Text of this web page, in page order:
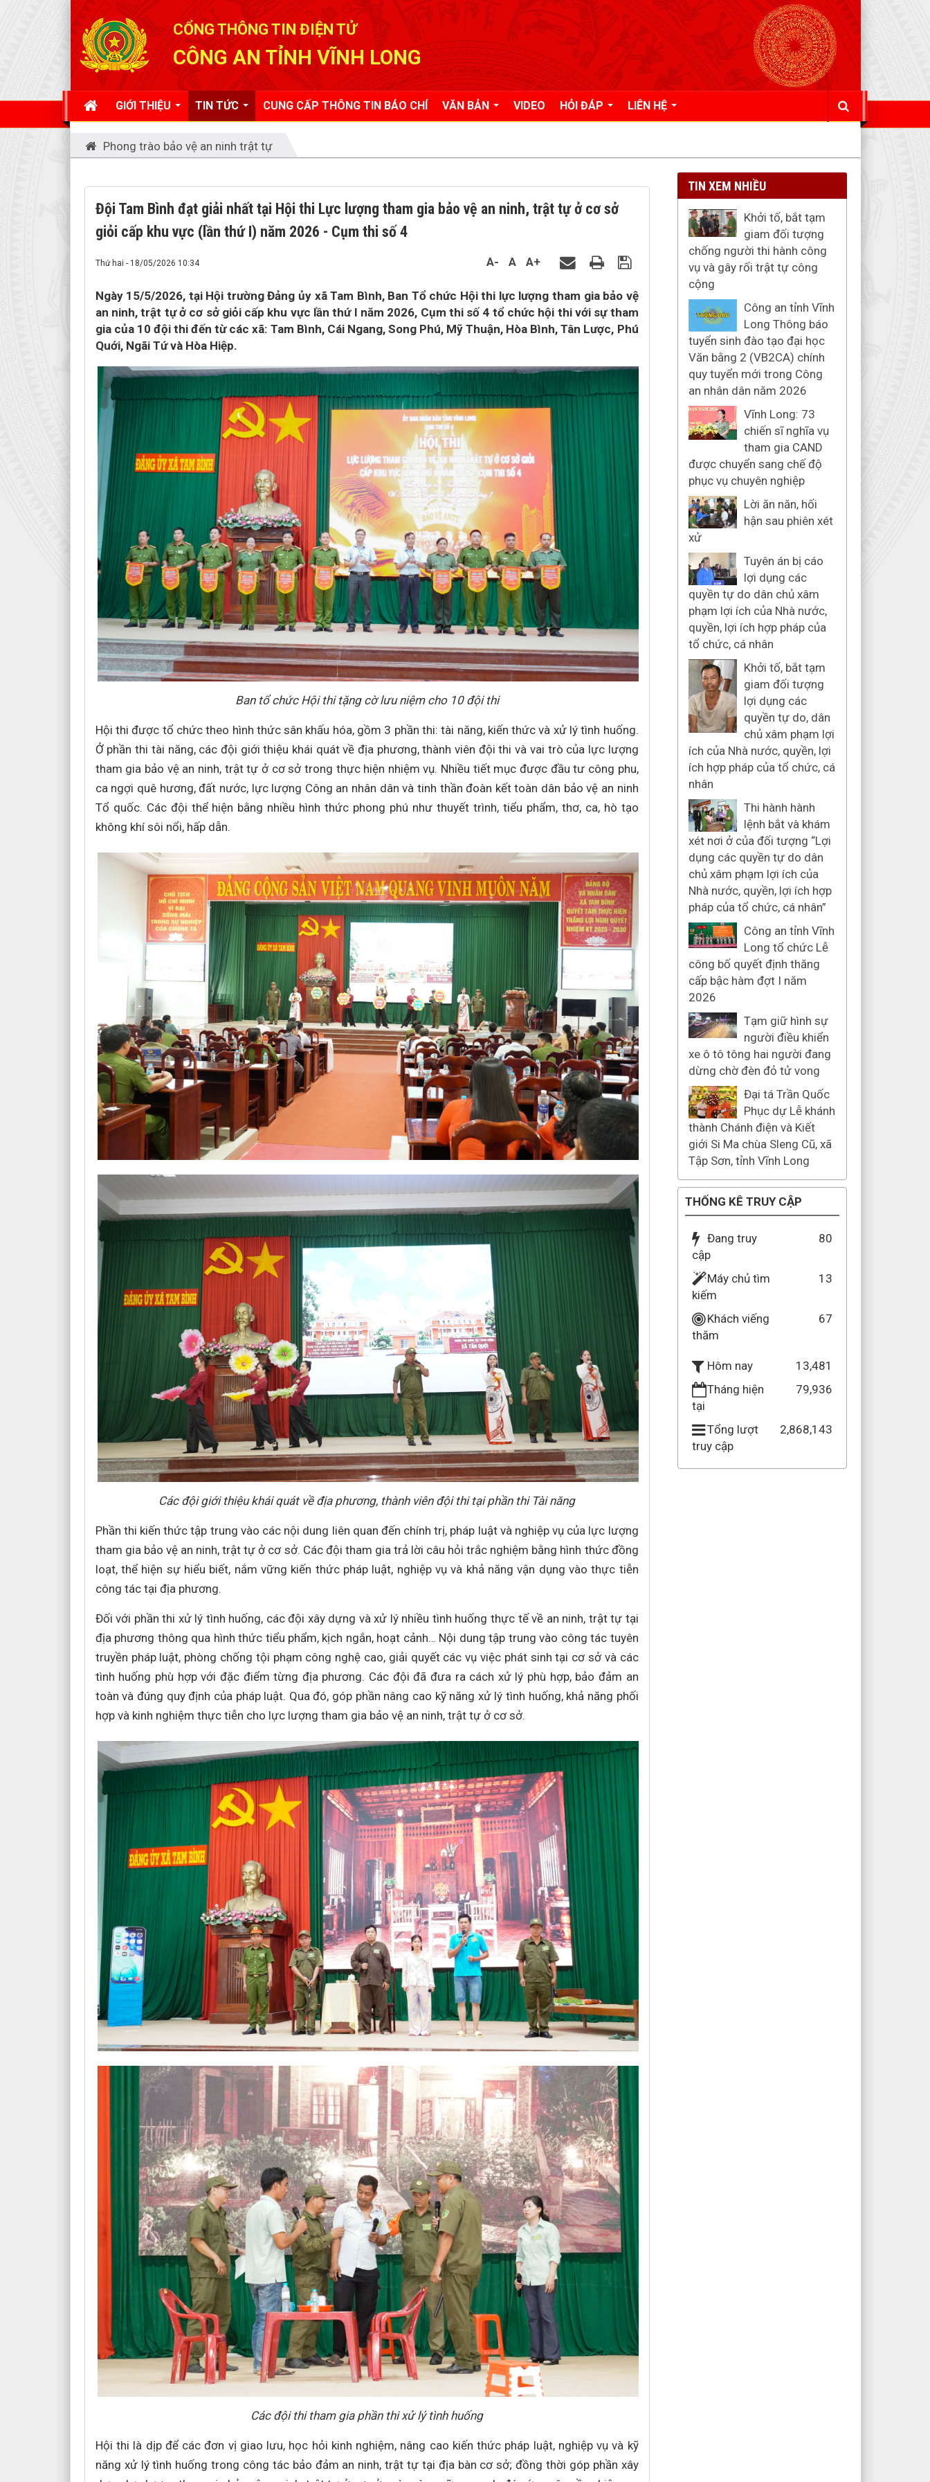
CỔNG THÔNG TIN ĐIỆN TỬ
CÔNG AN TỈNH VĨNH LONG
GIỚI THIỆU TIN TỨC CUNG CẤP THÔNG TIN BÁO CHÍ VĂN BẢN VIDEO HỎI ĐÁP LIÊN HỆ
Phong trào bảo vệ an ninh trật tự
Đội Tam Bình đạt giải nhất tại Hội thi Lực lượng tham gia bảo vệ an ninh, trật tự ở cơ sở
giỏi cấp khu vực (lần thứ I) năm 2026 - Cụm thi số 4
Thứ hai - 18/05/2026 10:34 A- A A+
Ngày 15/5/2026, tại Hội trường Đảng ủy xã Tam Bình, Ban Tổ chức Hội thi lực lượng tham gia bảo vệ
an ninh, trật tự ở cơ sở giỏi cấp khu vực lần thứ I năm 2026, Cụm thi số 4 tổ chức hội thi với sự tham
gia của 10 đội thi đến từ các xã: Tam Bình, Cái Ngang, Song Phú, Mỹ Thuận, Hòa Bình, Tân Lược, Phú
Quới, Ngãi Tứ và Hòa Hiệp.
Ban tổ chức Hội thi tặng cờ lưu niệm cho 10 đội thi
Hội thi được tổ chức theo hình thức sân khấu hóa, gồm 3 phần thi: tài năng, kiến thức và xử lý tình huống.
Ở phần thi tài năng, các đội giới thiệu khái quát về địa phương, thành viên đội thi và vai trò của lực lượng
tham gia bảo vệ an ninh, trật tự ở cơ sở trong thực hiện nhiệm vụ. Nhiều tiết mục được đầu tư công phu,
ca ngợi quê hương, đất nước, lực lượng Công an nhân dân và tinh thần đoàn kết toàn dân bảo vệ an ninh
Tổ quốc. Các đội thể hiện bằng nhiều hình thức phong phú như thuyết trình, tiểu phẩm, thơ, ca, hò tạo
không khí sôi nổi, hấp dẫn.
Các đội giới thiệu khái quát về địa phương, thành viên đội thi tại phần thi Tài năng
Phần thi kiến thức tập trung vào các nội dung liên quan đến chính trị, pháp luật và nghiệp vụ của lực lượng
tham gia bảo vệ an ninh, trật tự ở cơ sở. Các đội tham gia trả lời câu hỏi trắc nghiệm bằng hình thức đồng
loạt, thể hiện sự hiểu biết, nắm vững kiến thức pháp luật, nghiệp vụ và khả năng vận dụng vào thực tiễn
công tác tại địa phương.
Đối với phần thi xử lý tình huống, các đội xây dựng và xử lý nhiều tình huống thực tế về an ninh, trật tự tại
địa phương thông qua hình thức tiểu phẩm, kịch ngắn, hoạt cảnh… Nội dung tập trung vào công tác tuyên
truyền pháp luật, phòng chống tội phạm công nghệ cao, giải quyết các vụ việc phát sinh tại cơ sở và các
tình huống phù hợp với đặc điểm từng địa phương. Các đội đã đưa ra cách xử lý phù hợp, bảo đảm an
toàn và đúng quy định của pháp luật. Qua đó, góp phần nâng cao kỹ năng xử lý tình huống, khả năng phối
hợp và kinh nghiệm thực tiễn cho lực lượng tham gia bảo vệ an ninh, trật tự ở cơ sở.
Các đội thi tham gia phần thi xử lý tình huống
Hội thi là dịp để các đơn vị giao lưu, học hỏi kinh nghiệm, nâng cao kiến thức pháp luật, nghiệp vụ và kỹ
năng xử lý tình huống trong công tác bảo đảm an ninh, trật tự tại địa bàn cơ sở; đồng thời góp phần xây
TIN XEM NHIỀU
Khởi tố, bắt tạm
giam đối tượng
chống người thi hành công
vụ và gây rối trật tự công
cộng
Công an tỉnh Vĩnh
Long Thông báo
tuyển sinh đào tạo đại học
Văn bằng 2 (VB2CA) chính
quy tuyển mới trong Công
an nhân dân năm 2026
Vĩnh Long: 73
chiến sĩ nghĩa vụ
tham gia CAND
được chuyển sang chế độ
phục vụ chuyên nghiệp
Lời ăn năn, hối
hận sau phiên xét
xử
Tuyên án bị cáo
lợi dụng các
quyền tự do dân chủ xâm
phạm lợi ích của Nhà nước,
quyền, lợi ích hợp pháp của
tổ chức, cá nhân
Khởi tố, bắt tạm
giam đối tượng
lợi dụng các
quyền tự do, dân
chủ xâm phạm lợi
ích của Nhà nước, quyền, lợi
ích hợp pháp của tổ chức, cá
nhân
Thi hành hành
lệnh bắt và khám
xét nơi ở của đối tượng “Lợi
dụng các quyền tự do dân
chủ xâm phạm lợi ích của
Nhà nước, quyền, lợi ích hợp
pháp của tổ chức, cá nhân”
Công an tỉnh Vĩnh
Long tổ chức Lễ
công bố quyết định thăng
cấp bậc hàm đợt I năm
2026
Tạm giữ hình sự
người điều khiển
xe ô tô tông hai người đang
dừng chờ đèn đỏ tử vong
Đại tá Trần Quốc
Phục dự Lễ khánh
thành Chánh điện và Kiết
giới Si Ma chùa Sleng Cũ, xã
Tập Sơn, tỉnh Vĩnh Long
THỐNG KÊ TRUY CẬP
Đang truy
cập
80
Máy chủ tìm
kiếm
13
Khách viếng
thăm
67
Hôm nay
13,481
Tháng hiện
tại
79,936
Tổng lượt
truy cập
2,868,143